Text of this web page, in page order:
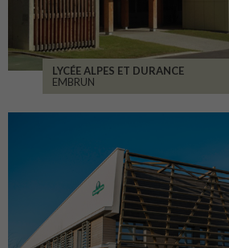
LYCÉE ALPES ET DURANCE
EMBRUN